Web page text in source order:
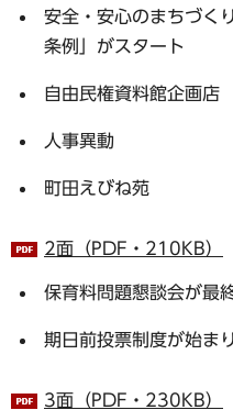
安全・安心のまちづく
条例」がスタート
自由民権資料館企画
人事異動
町田えびね苑
2面（PDF・210KB）
保育料問題懇談会が最
期日前投票制度が始ま
3面（PDF・230KB）